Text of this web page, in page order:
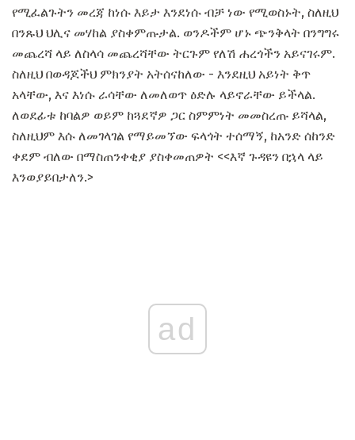
የሚፈልጉትን መረጃ ከነሱ እይታ እንደነሱ ብቻ ነው የሚወስኑት, ስለዚህ
በንጹህ ህሊና መሃከል ያስቀምጡታል. ወንዶችም ሆኑ ጭንቅላት በንግግሩ
መጨረሻ ላይ ለስላሳ መጨረሻቸው ትርጉም የለሽ ሐረጎችን አይናገሩም.
ስለዚህ በወዳጆችህ ምክንያት አትሰናከለው - እንደዚህ አይነት ቅጥ
አላቸው, እና እነሱ ራሳቸው ለመለወጥ ዕድሉ ላይኖራቸው ይችላል.
ለወደፊቱ ከባልዎ ወይም ከጓደኛዎ ጋር ስምምነት መመስረጡ ይሻላል,
ስለዚህም እሱ ለመገላገል የማይመኘው ፍላጎት ተሰማኝ, ከአንድ ሰከንድ
ቀደም ብለው በማስጠንቀቂያ ያስቀመጠዎት <<እኛ ጉዳዩን በኋላ ላይ
እንወያይበታለን.>
ad